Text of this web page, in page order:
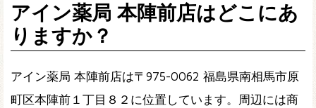
アイン薬局 本陣前店はどこにあ
りますか？
アイン薬局 本陣前店は〒975-0062 福島県南相馬市原
町区本陣前１丁目８２に位置しています。周辺には商